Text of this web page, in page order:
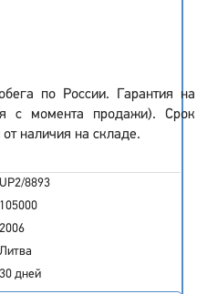
по России. Гарантия на
с момента продажи). Срок
наличия на складе.
UP2/8893
105000
2006
Литва
30 дней